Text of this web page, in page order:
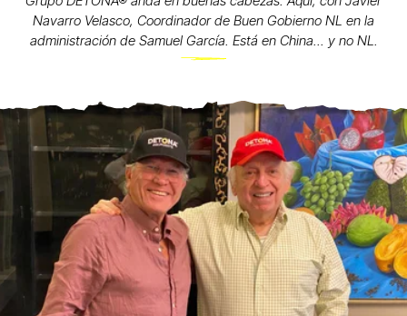
Navarro Velasco, Coordinador de Buen Gobierno NL en la
administración de Samuel García. Está en China... y no NL.